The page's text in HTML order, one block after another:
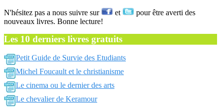
N'hésitez pas a nous suivre sur et
pour être averti des
nouveaux livres. Bonne lecture!
Les 10 derniers livres gratuits
Petit Guide de Survie des Etudiants
Michel Foucault et le christianisme
Le cinema ou le dernier des arts
Le chevalier de Keramour